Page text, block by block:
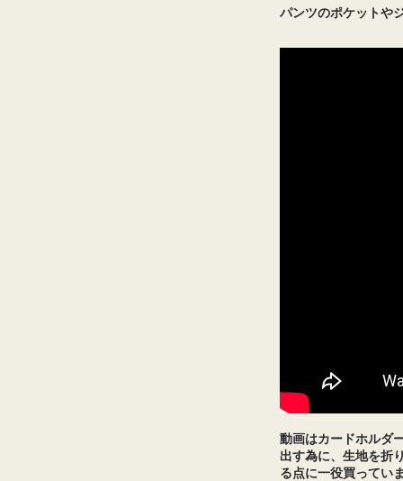
パンツのポケットや
動画はカードホルダ
出す為に、生地を折
る点に一役買ってい